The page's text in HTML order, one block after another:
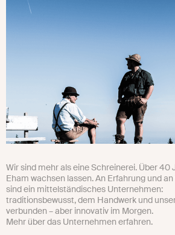
Wir sind mehr als eine Schreinerei. Über 40
Eham wachsen lassen. An Erfahrung und
sind ein mittelständisches Unternehmen:
traditionsbewusst, dem Handwerk und
verbunden – aber innovativ im Morgen.
Mehr über das Unternehmen erfahren.